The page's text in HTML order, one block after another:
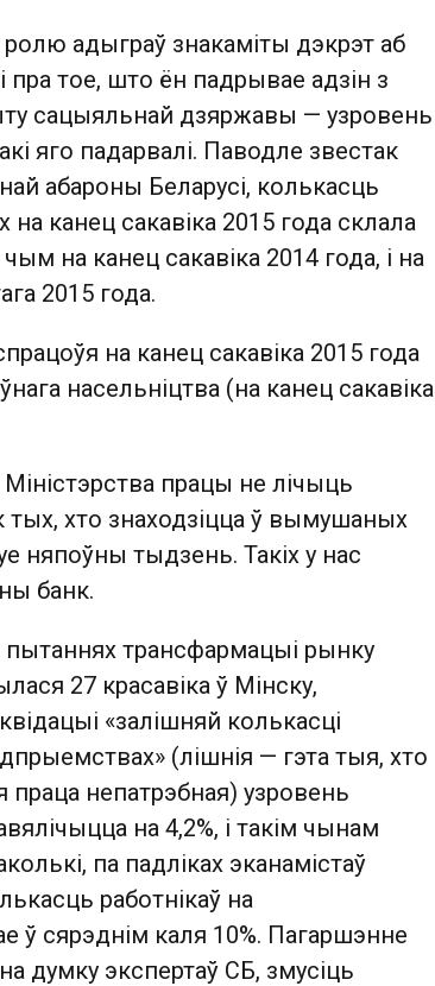
адыграў знакаміты дэкрэт аб
тое, што ён падрывае адзін з
сацыяльнай дзяржавы — узровень
яго падарвалі. Паводле звестак
абароны Беларусі, колькасць
канец сакавіка 2015 года склала
на канец сакавіка 2014 года, і на
2015 года.
на канец сакавіка 2015 года
насельніцтва (на канец сакавіка
працы не лічыць
тых, хто знаходзіцца ў вымушаных
няпоўны тыдзень. Такіх у нас
банк.
пытаннях трансфармацыі рынку
27 красавіка ў Мінску,
«залішняй колькасці
(лішнія — гэта тыя, хто
непатрэбная) узровень
на 4,2%, і такім чынам
па падліках эканамістаў
работнікаў на
ў сярэднім каля 10%. Пагаршэнне
думку экспертаў СБ, змусіць